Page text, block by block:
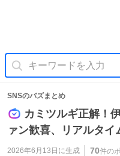
SNSのバズまとめ
カミツルギ正解！
ァン歓喜、リアルタイ
2026年6月13日 に生成 70件の